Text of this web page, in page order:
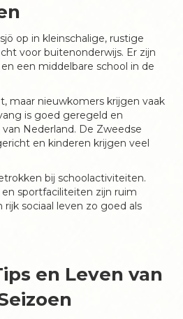
op in kleinschalige, rustige
voor buitenonderwijs. Er zijn
een middelbare school in de
maar nieuwkomers krijgen vaak
is goed geregeld en
Nederland. De Zweedse
en kinderen krijgen veel
bij schoolactiviteiten.
sportfaciliteiten zijn ruim
rijk sociaal leven zo goed als
en Leven van